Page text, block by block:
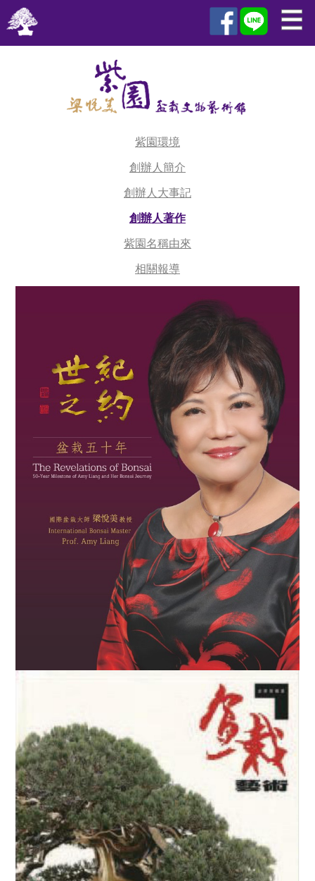
紫園環境
創辦人簡介
創辦人大事記
創辦人著作
紫園名稱由來
相關報導